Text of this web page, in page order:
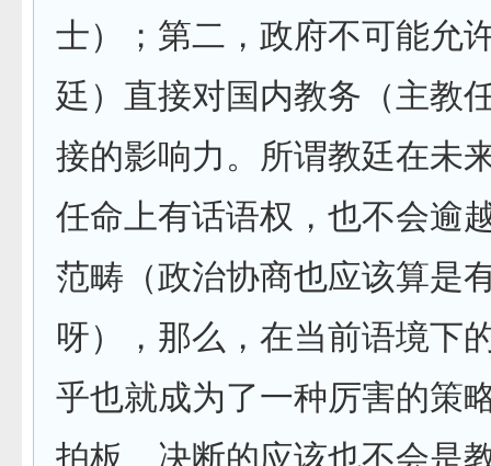
士）；第二，政府不可能允
廷）直接对国内教务（主教
接的影响力。所谓教廷在未
任命上有话语权，也不会逾
范畴（政治协商也应该算是
呀），那么，在当前语境下
乎也就成为了一种厉害的策
拍板、决断的应该也不会是